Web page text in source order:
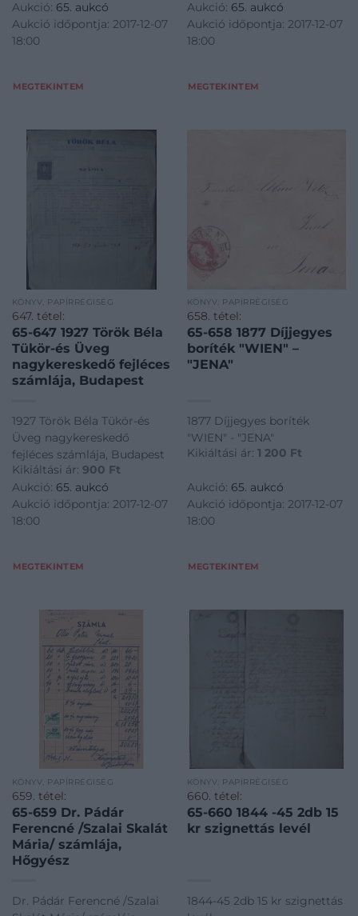
Aukció: 65. aukcó
Aukció időpontja: 2017-12-07
18:00
MEGTEKINTEM
Aukció: 65. aukcó
Aukció időpontja: 2017-12-07
18:00
MEGTEKINTEM
KÖNYV, PAPÍRRÉGISÉG
647. tétel:
65-647 1927 Török Béla
Tükör-és Üveg
nagykereskedő fejléces
számlája, Budapest
1927 Török Béla Tükör-és
Üveg nagykereskedő
fejléces számlája, Budapest
Kikiáltási ár: 900 Ft
Aukció: 65. aukcó
Aukció időpontja: 2017-12-07
18:00
MEGTEKINTEM
KÖNYV, PAPÍRRÉGISÉG
658. tétel:
65-658 1877 Díjjegyes
boríték "WIEN" –
"JENA"
1877 Díjjegyes boríték
"WIEN" - "JENA"
Kikiáltási ár: 1 200 Ft
Aukció: 65. aukcó
Aukció időpontja: 2017-12-07
18:00
MEGTEKINTEM
KÖNYV, PAPÍRRÉGISÉG
659. tétel:
65-659 Dr. Pádár
Ferencné /Szalai Skalát
Mária/ számlája,
Hőgyész
Dr. Pádár Ferencné /Szalai
KÖNYV, PAPÍRRÉGISÉG
660. tétel:
65-660 1844 -45 2db 15
kr szignettás levél
1844-45 2db 15 kr szignettás